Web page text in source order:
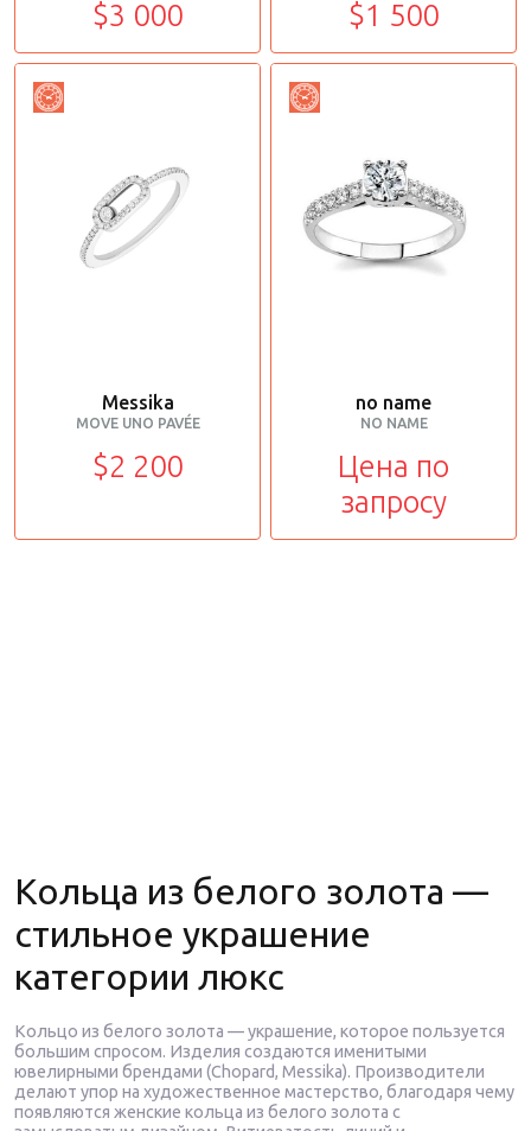
$3 000 $1 500
Messika
MOVE UNO PAVÉE
$2 200
no name
NO NAME
Цена по
запросу
Кольца из белого золота —
стильное украшение
категории люкс
Кольцо из белого золота — украшение, которое пользуется
большим спросом. Изделия создаются именитыми
ювелирными брендами (Chopard, Messika). Производители
делают упор на художественное мастерство, благодаря чему
появляются женские кольца из белого золота с